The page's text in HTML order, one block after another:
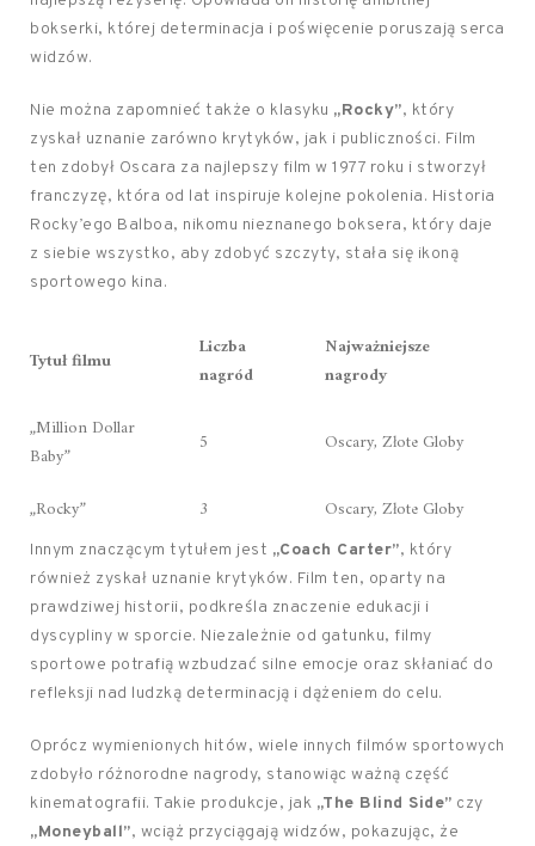
bokserki, której determinacja i poświęcenie poruszają serca
widzów.
Nie można zapomnieć także o klasyku „Rocky”, który
zyskał uznanie zarówno krytyków, jak i publiczności. Film
ten zdobył Oscara za najlepszy film w 1977 roku i stworzył
franczyzę, która od lat inspiruje kolejne pokolenia. Historia
Rocky’ego Balboa, nikomu nieznanego boksera, który daje
z siebie wszystko, aby zdobyć szczyty, stała się ikoną
sportowego kina.
Tytuł filmu
Liczba
nagród
Najważniejsze
nagrody
„Million Dollar
Baby”
5 Oscary, Złote Globy
„Rocky” 3 Oscary, Złote Globy
Innym znaczącym tytułem jest „Coach Carter”, który
również zyskał uznanie krytyków. Film ten, oparty na
prawdziwej historii, podkreśla znaczenie edukacji i
dyscypliny w sporcie. Niezależnie od gatunku, filmy
sportowe potrafią wzbudzać silne emocje oraz skłaniać do
refleksji nad ludzką determinacją i dążeniem do celu.
Oprócz wymienionych hitów, wiele innych filmów sportowych
zdobyło różnorodne nagrody, stanowiąc ważną część
kinematografii. Takie produkcje, jak „The Blind Side” czy
„Moneyball”, wciąż przyciągają widzów, pokazując, że